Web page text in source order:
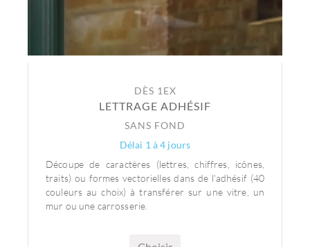
DÈS 1EX
LETTRAGE ADHÉSIF
SANS FOND
Délai 1 à 4 jours
Découpe de caractères (lettres, chiffres, icônes,
traits) ou formes vectorielles dans de l'adhésif (40
couleurs au choix) à transférer sur une vitre, un
mur ou une carrosserie.